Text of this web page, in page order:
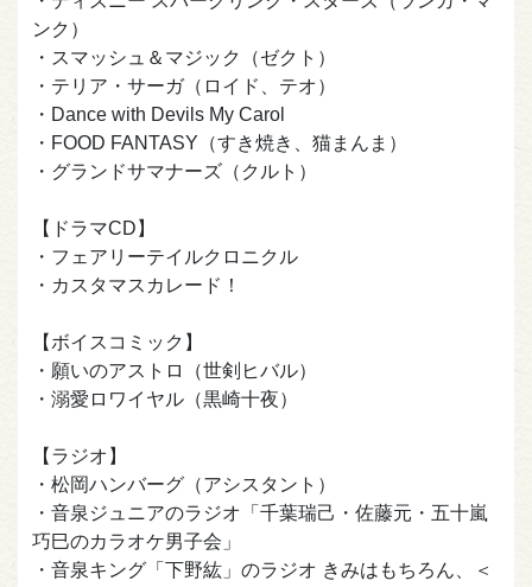
ンク）
・スマッシュ＆マジック（ゼクト）
・テリア・サーガ（ロイド、テオ）
・Dance with Devils My Carol
・FOOD FANTASY（すき焼き、猫まんま）
・グランドサマナーズ（クルト）
【ドラマCD】
・フェアリーテイルクロニクル
・カスタマスカレード！
【ボイスコミック】
・願いのアストロ（世剣ヒバル）
・溺愛ロワイヤル（黒崎十夜）
【ラジオ】
・松岡ハンバーグ（アシスタント）
・音泉ジュニアのラジオ「千葉瑞己・佐藤元・五十嵐
巧巳のカラオケ男子会」
・音泉キング「下野紘」のラジオ きみはもちろん、＜